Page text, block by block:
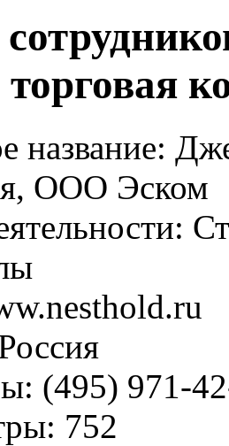
торговая
название:
ООО Эском
(495) 971-
752